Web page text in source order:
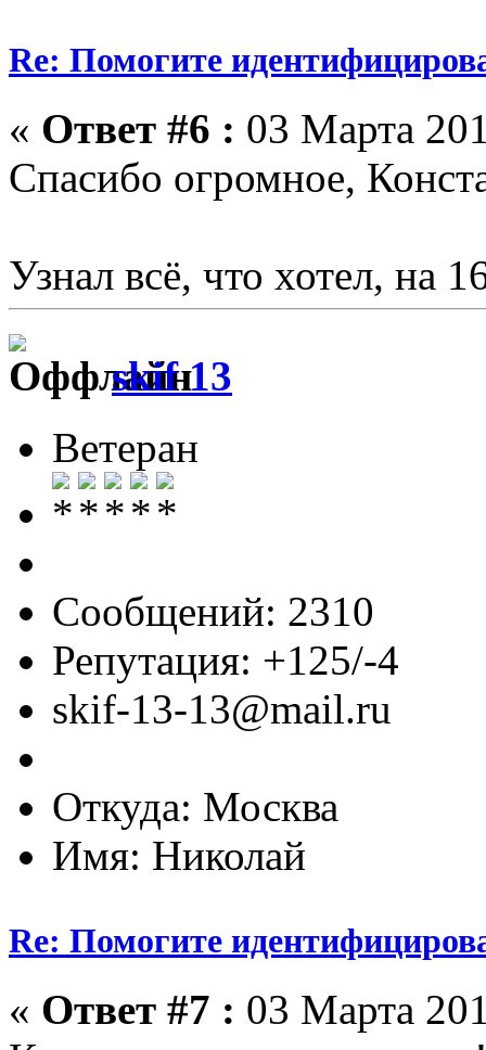
Re: Помогите
« Ответ #6 : 03 Марта
Спасибо огромное,
Узнал всё, что хотел, на
skif 13
Ветеран
Сообщений: 2310
Репутация: +125/-4
skif-13-13@mail.ru
Откуда: Москва
Имя: Николай
Re: Помогите
« Ответ #7 : 03 Марта